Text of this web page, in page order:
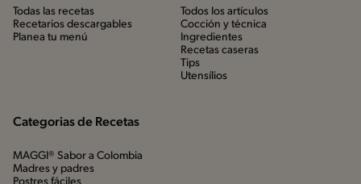
Todas las recetas
Recetarios descargables
Planea tu menú
Todos los artículos
Cocción y técnica
Ingredientes
Recetas caseras
Tips
Utensílios
Categorias de Recetas
MAGGI® Sabor a Colombia
Madres y padres